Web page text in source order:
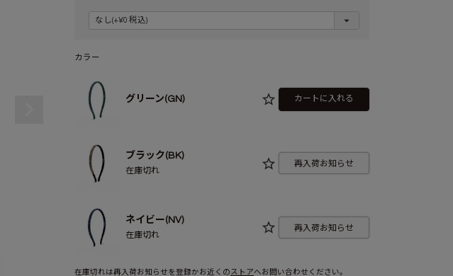
(
カラー
グリーン(GN) カートに入れる
ブラック(BK)
在庫切れ
再入荷お知らせ
ネイビー(NV)
在庫切れ
再入荷お知らせ
在庫切れは再入荷お知らせを登録かお近くの ストアへお問い合わせください。